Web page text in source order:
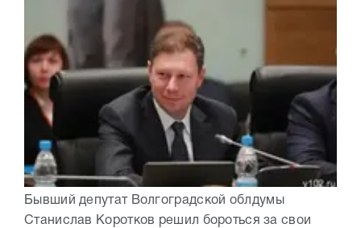
Бывший депутат Волгоградской облдумы
Станислав Коротков решил бороться за свои